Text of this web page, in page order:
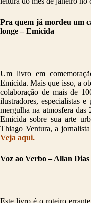
Pra quem já mordeu um
longe – Emicida
Um livro em
Emicida. Mais que isso, a
colaboração de mais de
ilustradores, especialistas
mergulha na atmosfera das
Emicida sobre sua arte
Thiago Ventura, a
Veja aqui.
Voz ao Verbo – Allan